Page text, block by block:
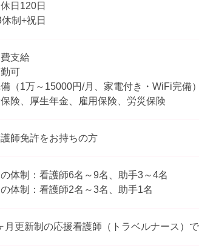
日120日
制+祝日
支給
可
（1万～15000円/月、家電付き・WiFi完備
険、厚生年金、雇用保険、労災保険
師免許をお持ちの方
の体制：看護師6名～9名、助手3～4名
体制：看護師2名～3名、助手1名
月更新制の応援看護師（トラベルナース）